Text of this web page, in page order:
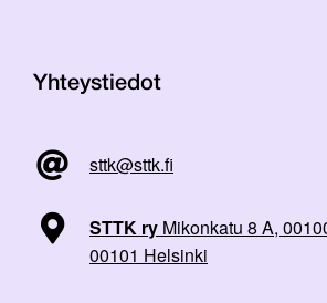
Yhteystiedot
sttk@sttk.fi
STTK ry Mikonkatu 8 A,
00101 Helsinki